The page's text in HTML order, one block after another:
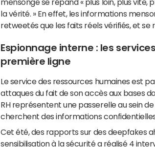
mensonge se répand « plus loin, plus
la vérité. » En effet, les informations
retweetés que les faits réels vérifiés, et se
Espionnage interne : les
première ligne
Le service des ressources humaines est
attaques du fait de son accès aux bases
RH représentent une passerelle au sein
cherchent des informations
Cet été, des rapports sur des deepfakes
sensibilisation à la sécurité a réalisé 4